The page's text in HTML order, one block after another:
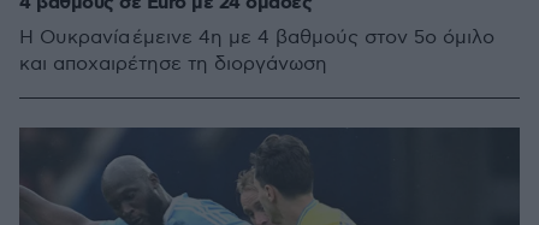
H Ουκρανία έμεινε 4η με 4 βαθμούς στον 5ο όμιλο
και αποχαιρέτησε τη διοργάνωση